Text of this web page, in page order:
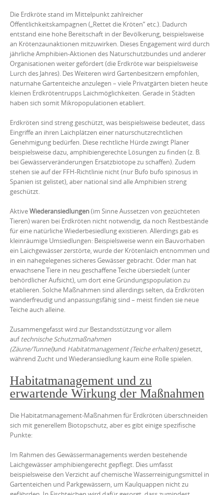
Die Erdkröte stand im Mittelpunkt zahlreicher
Öffentlichkeitskampagnen („Rettet die Kröten“ etc.). Dadurch
entstand eine hohe Bereitschaft in der Bevölkerung, beispielsweise
an Krötenzaunaktionen mitzuwirken. Dieses Engagement wird durch
jährliche Amphibien-Aktionen des Naturschutzbundes und anderer
Organisationen weiter gefördert (die Erdkröte war beispielsweise
Lurch des Jahres). Des Weiteren wird Gartenbesitzern empfohlen,
naturnahe Gartenteiche anzulegen – viele Privatgärten bieten heute
kleinen Erdkrötentrupps Laichmöglichkeiten. Gerade in Städten
haben sich somit Mikropopulationen etabliert.
Erdkröten sind streng geschützt, was beispielsweise bedeutet, dass
Eingriffe an ihren Laichplätzen einer naturschutzrechtlichen
Genehmigung bedürfen. Diese rechtliche Hürde zwingt Planer
beispielsweise dazu, amphibiengerechte Lösungen zu finden (z. B.
bei Gewässerveränderungen Ersatzbiotope zu schaffen). Zudem
stehen sie auf der FFH-Richtlinie nicht (nur Bufo bufo spinosus in
Spanien ist gelistet), aber national sind alle Amphibien streng
geschützt.
AktiveWiederansiedlungen(im Sinne Aussetzen von gezüchteten
Tieren) waren bei Erdkröten nicht notwendig, da noch Restbestände
für eine natürliche Wiederbesiedlung existieren. Allerdings gab es
kleinräumige Umsiedlungen: Beispielsweise wenn ein Bauvorhaben
ein Laichgewässer zerstörte, wurde der Krötenlaich entnommen und
in ein nahegelegenes sicheres Gewässer gebracht. Oder man hat
erwachsene Tiere in neu geschaffene Teiche übersiedelt (unter
behördlicher Aufsicht), um dort eine Gründungspopulation zu
etablieren. Solche Maßnahmen sind allerdings selten, da Erdkröten
wanderfreudig und anpassungsfähig sind – meist finden sie neue
Teiche auch alleine.
Zusammengefasst wird zur Bestandsstützung vor allem
auftechnische Schutzmaßnahmen
(Zäune/Tunnel)und Habitatmanagement (Teiche erhalten)gesetzt,
während Zucht und Wiederansiedlung kaum eine Rolle spielen.
Habitatmanagement und zu
erwartende Wirkung der Maßnahmen
Die Habitatmanagement-Maßnahmen für Erdkröten überschneiden
sich mit generellem Biotopschutz, aber es gibt einige spezifische
Punkte:
Im Rahmen des Gewässermanagements werden bestehende
Laichgewässer amphibiengerecht gepflegt. Dies umfasst
beispielsweise den Verzicht auf chemische Wasserreinigungsmittel in
Gartenteichen und Parkgewässern, um Kaulquappen nicht zu